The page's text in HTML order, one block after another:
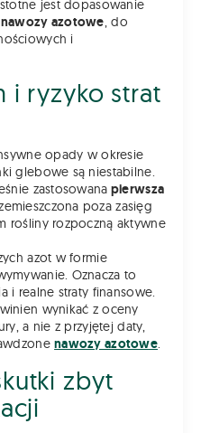
jest dopasowanie
nawozy azotowe, do
i
i ryzyko strat
opady w okresie
glebowe są niestabilne.
zastosowana pierwsza
poza zasięg
rośliny rozpoczną aktywne
azot w formie
Oznacza to
i realne straty finansowe.
wynikać z oceny
a nie z przyjętej daty,
nawozy azotowe.
zbyt